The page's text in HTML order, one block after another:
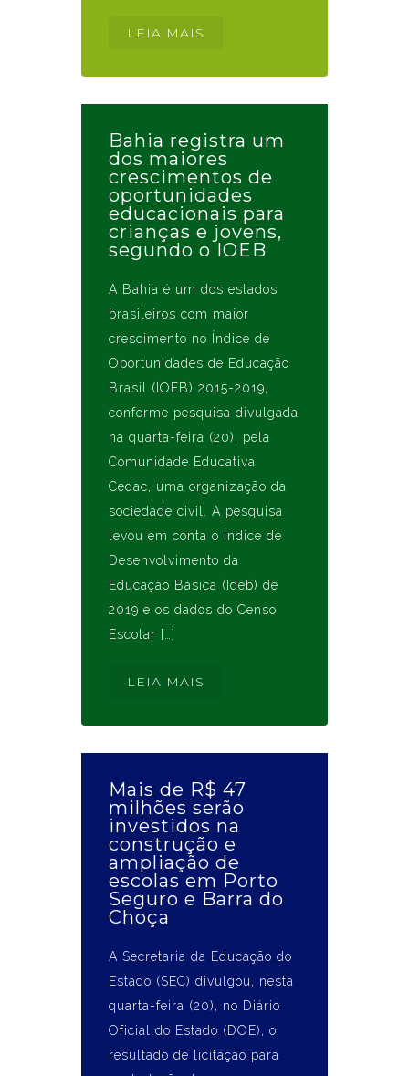
LEIA MAIS
Bahia registra um
dos maiores
crescimentos de
oportunidades
educacionais para
crianças e jovens,
segundo o IOEB
A Bahia é um dos estados
brasileiros com maior
crescimento no Índice de
Oportunidades de Educação
Brasil (IOEB) 2015-2019,
conforme pesquisa divulgada
na quarta-feira (20), pela
Comunidade Educativa
Cedac, uma organização da
sociedade civil. A pesquisa
levou em conta o Índice de
Desenvolvimento da
Educação Básica (Ideb) de
2019 e os dados do Censo
Escolar […]
LEIA MAIS
Mais de R$ 47
milhões serão
investidos na
construção e
ampliação de
escolas em Porto
Seguro e Barra do
Choça
A Secretaria da Educação do
Estado (SEC) divulgou, nesta
quarta-feira (20), no Diário
Oficial do Estado (DOE), o
resultado de licitação para